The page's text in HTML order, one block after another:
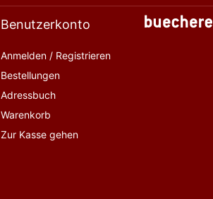
Benutzerkonto
Anmelden / Registrieren
Bestellungen
Adressbuch
Warenkorb
Zur Kasse gehen